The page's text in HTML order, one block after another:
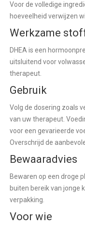
Voor de volledige
hoeveelheid verwijzen
Werkzame
DHEA is een
uitsluitend voor
therapeut.
Gebruik
Volg de dosering zoals
van uw therapeut.
voor een gevarieerde
Overschrijd de
Bewaaradvies
Bewaren op een droge
buiten bereik van jonge
verpakking.
Voor wie